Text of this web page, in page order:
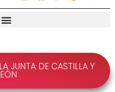
JUNTA DE CASTILLA Y